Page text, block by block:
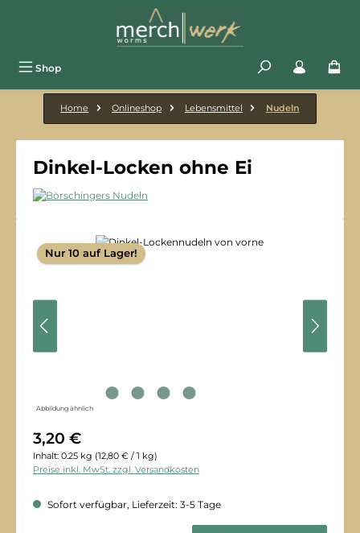
Shop
Home Onlineshop Lebensmittel Nudeln
Dinkel-Locken ohne Ei
Bildergalerie überspringen
Nur 10 auf Lager!
Abbildung ähnlich
3,20 €
Inhalt: 0.25 kg (12,80 € / 1 kg)
Preise inkl. MwSt. zzgl. Versandkosten
Sofort verfügbar, Lieferzeit: 3-5 Tage